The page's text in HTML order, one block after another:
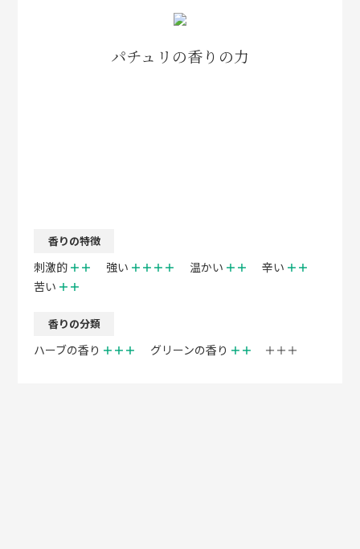
パチュリの香りの力
香りの特徴
刺激的 ＋＋ 強い ＋＋＋＋ 温かい ＋＋ 辛い ＋＋
苦い ＋＋
香りの分類
ハーブの香り ＋＋＋ グリーンの香り ＋＋ ＋＋＋